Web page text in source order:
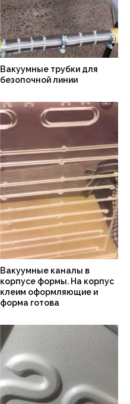
Вакуумные трубки для
безопочной линии
Вакуумные каналы в
корпусе формы. На корпус
клеим оформляющие и
форма готова